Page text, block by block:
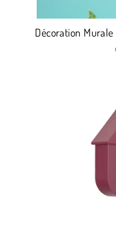
Décoration